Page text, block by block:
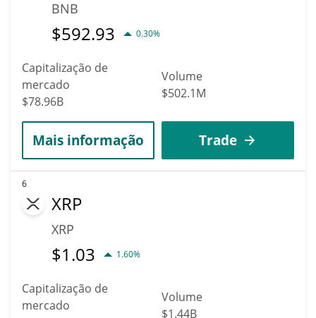
BNB
$592.93 0.30%
Capitalização de
mercado
$78.96B
Volume
$502.1M
Mais informação Trade
6
XRP
XRP
$1.03 1.60%
Capitalização de
mercado
Volume
$1.44B